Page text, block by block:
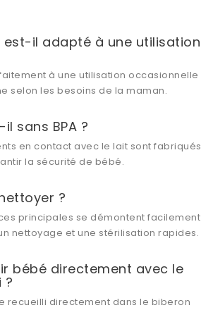
est-il adapté à une utilisation
à une utilisation occasionnelle
selon les besoins de la maman.
sans BPA ?
en contact avec le lait sont fabriqués
la sécurité de bébé.
?
principales se démontent facilement
nettoyage et une stérilisation rapides.
bébé directement avec le
?
recueilli directement dans le biberon